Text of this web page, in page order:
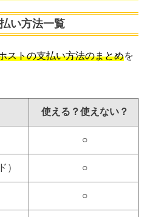
い方法一覧
ストの支払い方法のまとめを
使える？使えない？
○
） ○
○